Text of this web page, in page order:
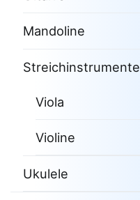
Mandoline
Streichinstrumente
Viola
Violine
Ukulele